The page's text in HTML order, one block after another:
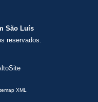
São Luís
reservados.
XML